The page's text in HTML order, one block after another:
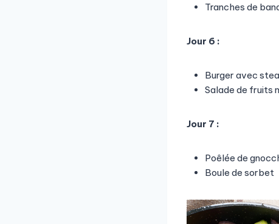
Tranches de
Jour 6 :
Burger avec
Salade de fruits
Jour 7 :
Poêlée de
Boule de sorbet